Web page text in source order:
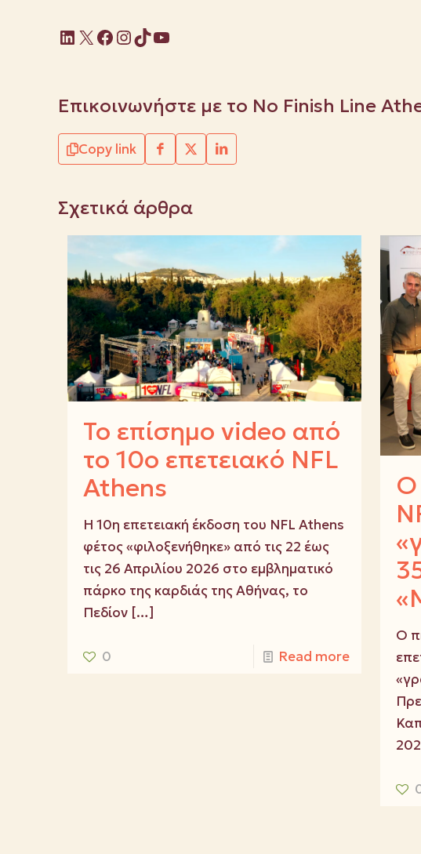
Linkedin
X Facebook
Instagram
TikTok
YouTube
Επικοινωνήστε με το No Finish Line
Copy link
Σχετικά άρθρα
Το επίσημο video από
το 10ο επετειακό NFL
Athens
Η 10η επετειακή έκδοση του NFL Athens
φέτος «φιλοξενήθηκε» από τις 22 έως
τις 26 Απριλίου 2026 στο εμβληματικό
πάρκο της καρδιάς της Αθήνας, το
Πεδίον[…]
0 Read more
Ο
Ο